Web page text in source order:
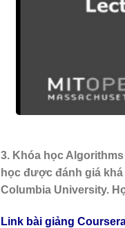
3. Khóa học
học được đánh giá
Columbia University.
Link bài giảng